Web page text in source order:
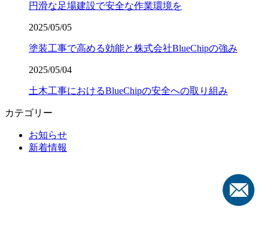
円滑な足場建設で安全な作業環境を
2025/05/05
塗装工事で高める効能と株式会社BlueChipの強み
2025/05/04
土木工事におけるBlueChipの安全への取り組み
カテゴリー
お知らせ
新着情報